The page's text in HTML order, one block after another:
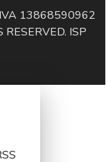
13868590962
ISP